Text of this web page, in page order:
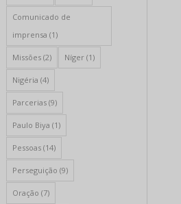
Comunicado de
imprensa (1)
Missões (2) Níger (1)
Nigéria (4)
Parcerias (9)
Paulo Biya (1)
Pessoas (14)
Perseguição (9)
Oração (7)